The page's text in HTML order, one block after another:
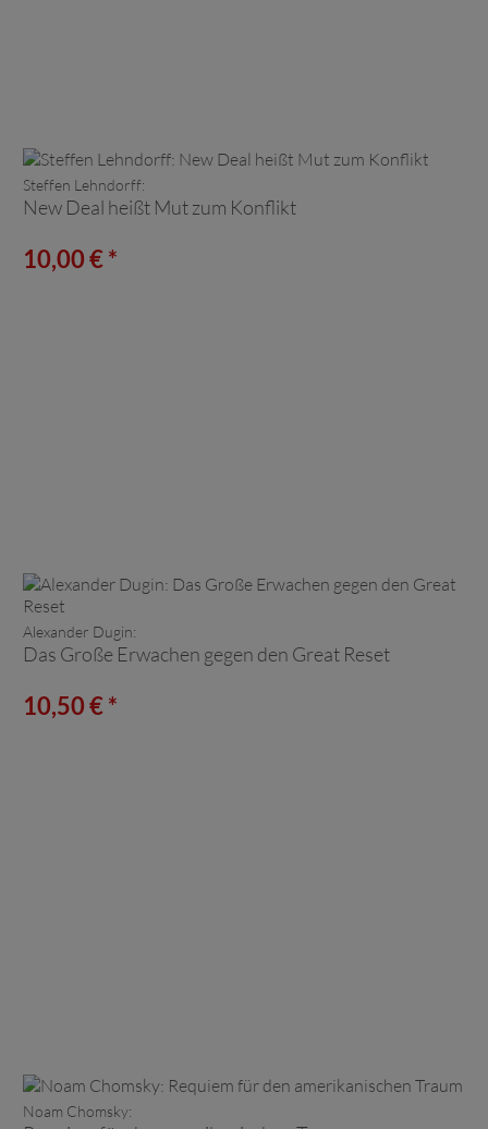
Steffen Lehndorff:
New Deal heißt Mut zum Konflikt
10,00 € *
Alexander Dugin:
Das Große Erwachen gegen den Great Reset
10,50 € *
Noam Chomsky: